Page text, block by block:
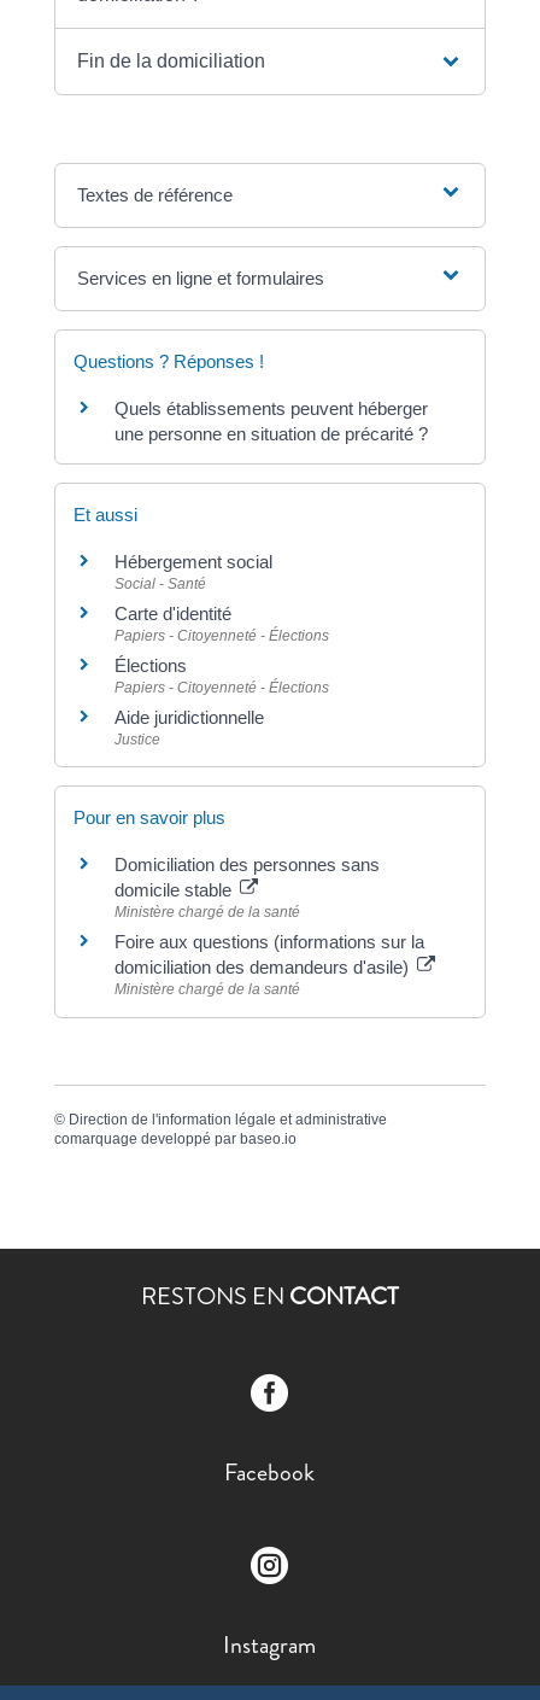
Fin de la domiciliation
Textes de référence
Services en ligne et formulaires
Questions ? Réponses !
Quels établissements peuvent héberger
une personne en situation de précarité ?
Et aussi
Hébergement social
Social - Santé
Carte d'identité
Papiers - Citoyenneté - Élections
Élections
Papiers - Citoyenneté - Élections
Aide juridictionnelle
Justice
Pour en savoir plus
Domiciliation des personnes sans
domicile stable
Ministère chargé de la santé
Foire aux questions (informations sur la
domiciliation des demandeurs d'asile)
Ministère chargé de la santé
© Direction de l'information légale et administrative
comarquage developpé par baseo.io
RESTONS EN CONTACT

Facebook

Instagram